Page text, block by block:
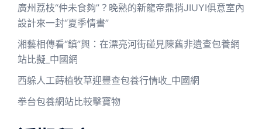
廣州荔枝“仲未食夠”？晚熟的新龍帝鼎捎JIUYI俱意室內
設計來一封“夏季情書”
湘藝相傳看“鎮”興：在漂亮河街碰見陳舊非遺查包養網
站比擬_中國網
西躲人工蒔植牧草迎豐查包養行情收_中國網
拳台包養網站比較擊寶物